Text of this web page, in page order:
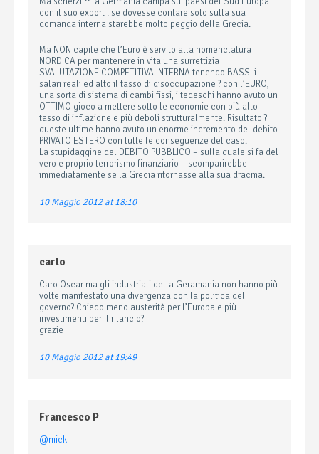
con il suo export ! se dovesse contare solo sulla sua
domanda interna starebbe molto peggio della Grecia.
Ma NON capite che l’Euro è servito alla nomenclatura
NORDICA per mantenere in vita una surrettizia
SVALUTAZIONE COMPETITIVA INTERNA tenendo BASSI i
salari reali ed alto il tasso di disoccupazione ? con l’EURO,
una sorta di sistema di cambi fissi, i tedeschi hanno avuto un
OTTIMO gioco a mettere sotto le economie con più alto
tasso di inflazione e più deboli strutturalmente. Risultato ?
queste ultime hanno avuto un enorme incremento del debito
PRIVATO ESTERO con tutte le conseguenze del caso.
La stupidaggine del DEBITO PUBBLICO – sulla quale si fa del
vero e proprio terrorismo finanziario – scomparirebbe
immediatamente se la Grecia ritornasse alla sua dracma.
10 Maggio 2012 at 18:10
carlo
Caro Oscar ma gli industriali della Geramania non hanno più
volte manifestato una divergenza con la politica del
governo? Chiedo meno austerità per l’Europa e più
investimenti per il rilancio?
grazie
10 Maggio 2012 at 19:49
Francesco P
@mick